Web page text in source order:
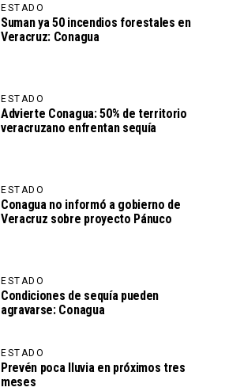
ESTADO
Suman ya 50 incendios forestales en
Veracruz: Conagua
ESTADO
Advierte Conagua: 50% de territorio
veracruzano enfrentan sequía
ESTADO
Conagua no informó a gobierno de
Veracruz sobre proyecto Pánuco
ESTADO
Condiciones de sequía pueden
agravarse: Conagua
ESTADO
Prevén poca lluvia en próximos tres
meses